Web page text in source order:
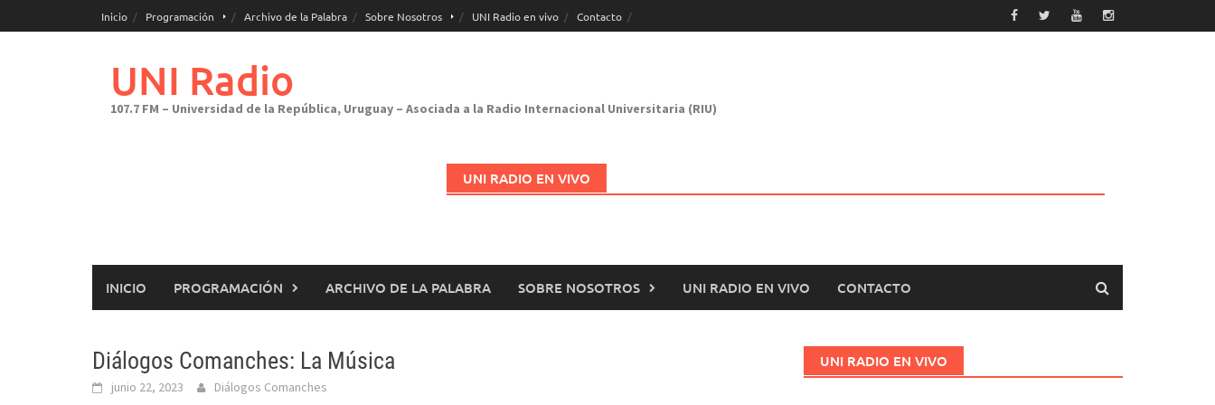
al
Inicio Programación Archivo de la Palabra Sobre Nosotros UNI Radio en vivo Contacto
UNI Radio
107.7 FM – Universidad de la República, Uruguay – Asociada a la Radio Internacional Universitaria (RIU)
UNI RADIO EN VIVO
INICIO PROGRAMACIÓN ARCHIVO DE LA PALABRA SOBRE NOSOTROS UNI RADIO EN VIVO CONTACTO
Diálogos Comanches: La Música
junio 22, 2023 Diálogos Comanches
UNI RADIO EN VIVO